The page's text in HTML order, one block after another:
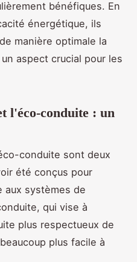
bénéfiques. En
énergétique, ils
manière optimale la
aspect crucial pour les
l'éco-conduite : un
conduite sont deux
été conçus pour
aux systèmes de
qui vise à
plus respectueux de
plus facile à